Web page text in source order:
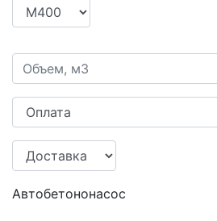
Автобетононасос